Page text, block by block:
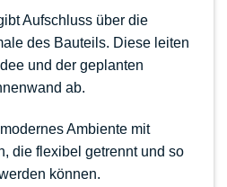
Aufschluss über die
des Bauteils. Diese leiten
und der geplanten
ab.
Ambiente mit
die flexibel getrennt und so
können.